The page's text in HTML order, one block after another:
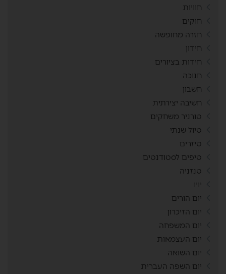
חוויות
חוקים
חזרה מחופשה
חידון
חידות בציורים
חנוכה
חשבון
חשיבה יצירתית
טורניר משחקים
טיול שנתי
טיזרים
טיפים לסטודנטים
טנזניה
יויו
יום הורים
יום הזיכרון
יום המשפחה
יום העצמאות
יום השואה
יום השפה העברית